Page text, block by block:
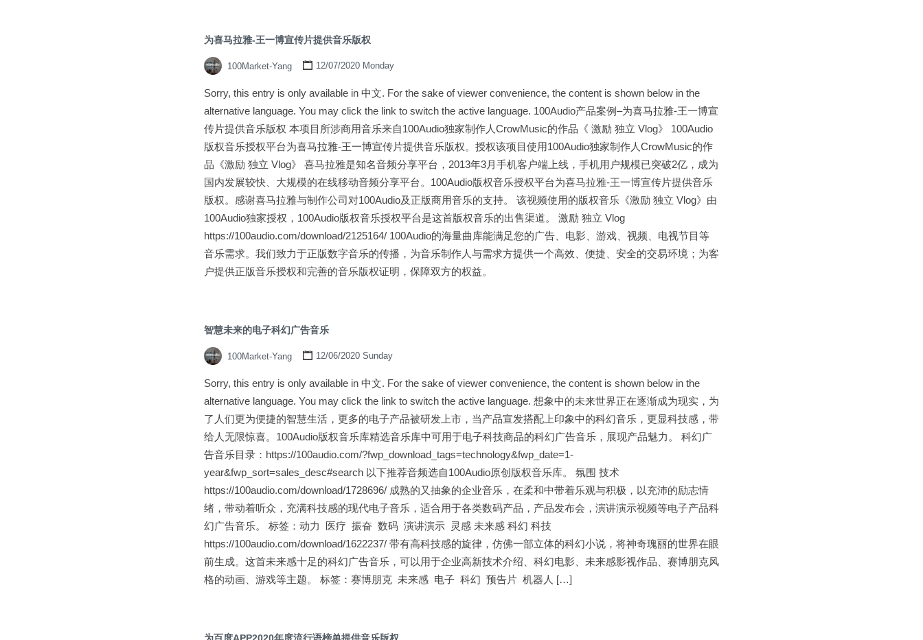
为喜马拉雅-王一博宣传片提供音乐版权
100Market-Yang 12/07/2020 Monday
Sorry, this entry is only available in 中文. For the sake of viewer convenience, the content is shown below in the
alternative language. You may click the link to switch the active language. 100Audio产品案例–为喜马拉雅-王一博宣
传片提供音乐版权 本项目所涉商用音乐来自100Audio独家制作人CrowMusic的作品《 激励 独立 Vlog》 100Audio
版权音乐授权平台为喜马拉雅-王一博宣传片提供音乐版权。授权该项目使用100Audio独家制作人CrowMusic的作
品《激励 独立 Vlog》 喜马拉雅是知名音频分享平台，2013年3月手机客户端上线，手机用户规模已突破2亿，成为
国内发展较快、大规模的在线移动音频分享平台。100Audio版权音乐授权平台为喜马拉雅-王一博宣传片提供音乐
版权。感谢喜马拉雅与制作公司对100Audio及正版商用音乐的支持。 该视频使用的版权音乐《激励 独立 Vlog》由
100Audio独家授权，100Audio版权音乐授权平台是这首版权音乐的出售渠道。 激励 独立 Vlog
https://100audio.com/download/2125164/ 100Audio的海量曲库能满足您的广告、电影、游戏、视频、电视节目等
音乐需求。我们致力于正版数字音乐的传播，为音乐制作人与需求方提供一个高效、便捷、安全的交易环境；为客
户提供正版音乐授权和完善的音乐版权证明，保障双方的权益。
智慧未来的电子科幻广告音乐
100Market-Yang 12/06/2020 Sunday
Sorry, this entry is only available in 中文. For the sake of viewer convenience, the content is shown below in the
alternative language. You may click the link to switch the active language. 想象中的未来世界正在逐渐成为现实，为
了人们更为便捷的智慧生活，更多的电子产品被研发上市，当产品宣发搭配上印象中的科幻音乐，更显科技感，带
给人无限惊喜。100Audio版权音乐库精选音乐库中可用于电子科技商品的科幻广告音乐，展现产品魅力。 科幻广
告音乐目录：https://100audio.com/?fwp_download_tags=technology&fwp_date=1-
year&fwp_sort=sales_desc#search 以下推荐音频选自100Audio原创版权音乐库。 氛围 技术
https://100audio.com/download/1728696/ 成熟的又抽象的企业音乐，在柔和中带着乐观与积极，以充沛的励志情
绪，带动着听众，充满科技感的现代电子音乐，适合用于各类数码产品，产品发布会，演讲演示视频等电子产品科
幻广告音乐。 标签：动力 医疗 振奋 数码 演讲演示 灵感 未来感 科幻 科技
https://100audio.com/download/1622237/ 带有高科技感的旋律，仿佛一部立体的科幻小说，将神奇瑰丽的世界在眼
前生成。这首未来感十足的科幻广告音乐，可以用于企业高新技术介绍、科幻电影、未来感影视作品、赛博朋克风
格的动画、游戏等主题。 标签：赛博朋克 未来感 电子 科幻 预告片 机器人 […]